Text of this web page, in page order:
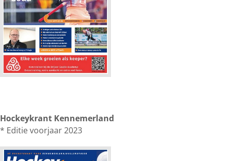
Hockeykrant Kennemerland
* Editie voorjaar 2023